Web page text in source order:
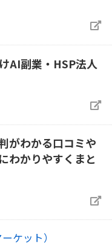
AI副業・HSP法人
がわかる口コミや
わかりやすくまと
ケット）